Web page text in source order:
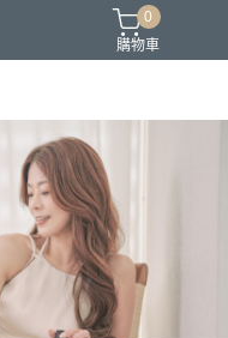
香水創作
0
購物車